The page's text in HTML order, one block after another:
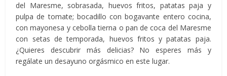
del Maresme, sobrasada, huevos fritos, patatas paja y
pulpa de tomate; bocadillo con bogavante entero cocina,
con mayonesa y cebolla tierna o pan de coca del Maresme
con setas de temporada, huevos fritos y patatas paja.
¿Quieres descubrir más delicias? No esperes más y
regálate un desayuno orgásmico en este lugar.